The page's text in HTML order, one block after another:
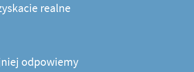
realne
odpowiemy